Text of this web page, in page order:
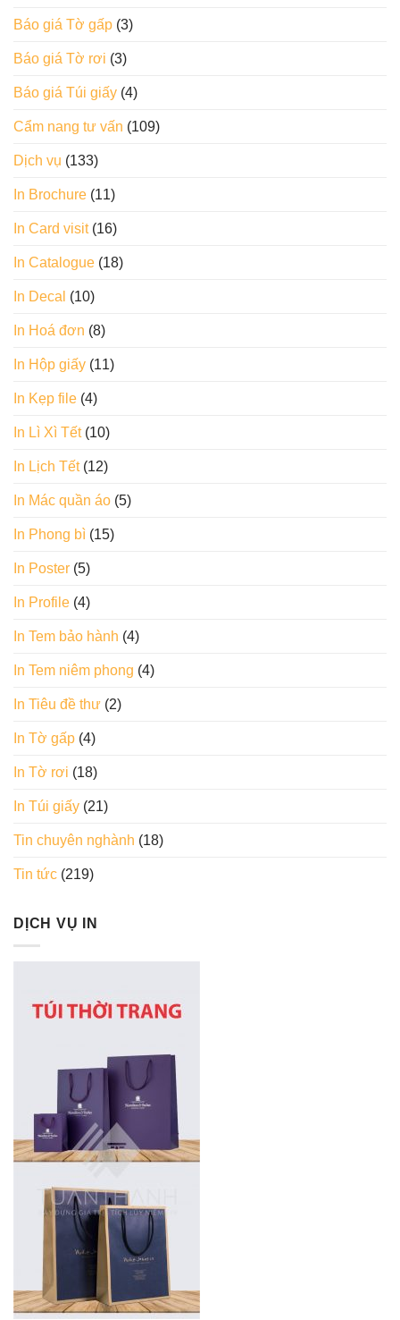
Báo giá Tờ gấp (3)
Báo giá Tờ rơi (3)
Báo giá Túi giấy (4)
Cẩm nang tư vấn (109)
Dịch vụ (133)
In Brochure (11)
In Card visit(16)
In Catalogue (18)
In Decal (10)
In Hoá đơn (8)
In Hộp giấy (11)
In Kẹp file (4)
In Lì Xì Tết(10)
In Lịch Tết(12)
In Mác quần áo (5)
In Phong bì (15)
In Poster (5)
In Profile (4)
In Tem bảo hành (4)
In Tem niêm phong (4)
In Tiêu đề thư (2)
In Tờ gấp (4)
In Tờ rơi (18)
In Túi giấy (21)
Tin chuyên nghành (18)
Tin tức (219)
DỊCH VỤ IN